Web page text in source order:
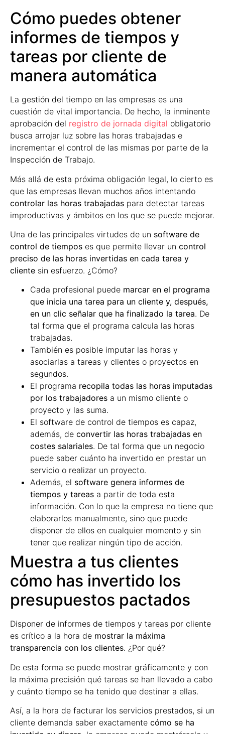
Cómo puedes obtener
informes de tiempos y
tareas por cliente de
manera automática
La gestión del tiempo en las empresas es una
cuestión de vital importancia. De hecho, la inminente
aprobación del registro de jornada digital obligatorio
busca arrojar luz sobre las horas trabajadas e
incrementar el control de las mismas por parte de la
Inspección de Trabajo.
Más allá de esta próxima obligación legal, lo cierto es
que las empresas llevan muchos años intentando
controlar las horas trabajadas para detectar tareas
improductivas y ámbitos en los que se puede mejorar.
Una de las principales virtudes de un software de
control de tiempos es que permite llevar un control
preciso de las horas invertidas en cada tarea y
cliente sin esfuerzo. ¿Cómo?
Cada profesional puede marcar en el programa
que inicia una tarea para un cliente y, después,
en un clic señalar que ha finalizado la tarea. De
tal forma que el programa calcula las horas
trabajadas.
También es posible imputar las horas y
asociarlas a tareas y clientes o proyectos en
segundos.
El programa recopila todas las horas imputadas
por los trabajadores a un mismo cliente o
proyecto y las suma.
El software de control de tiempos es capaz,
además, de convertir las horas trabajadas en
costes salariales. De tal forma que un negocio
puede saber cuánto ha invertido en prestar un
servicio o realizar un proyecto.
Además, el software genera informes de
tiempos y tareas a partir de toda esta
información. Con lo que la empresa no tiene que
elaborarlos manualmente, sino que puede
disponer de ellos en cualquier momento y sin
tener que realizar ningún tipo de acción.
Muestra a tus clientes
cómo has invertido los
presupuestos pactados
Disponer de informes de tiempos y tareas por cliente
es crítico a la hora de mostrar la máxima
transparencia con los clientes. ¿Por qué?
De esta forma se puede mostrar gráficamente y con
la máxima precisión qué tareas se han llevado a cabo
y cuánto tiempo se ha tenido que destinar a ellas.
Así, a la hora de facturar los servicios prestados, si un
cliente demanda saber exactamente cómo se ha